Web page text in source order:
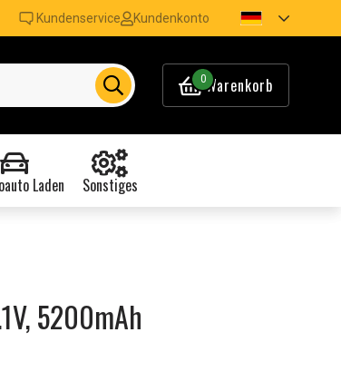
Kundenservice Kundenkonto
0Warenkorb
Laden Sonstiges
5200mAh